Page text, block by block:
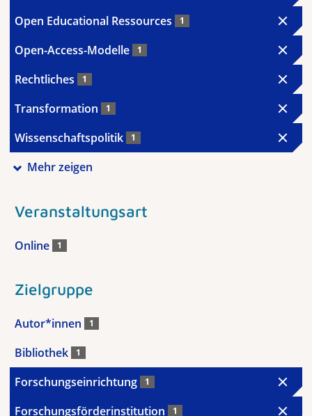
Open Educational Ressources 1
Open-Access-Modelle 1
Rechtliches 1
Transformation 1
Wissenschaftspolitik 1
Mehr zeigen
Veranstaltungsart
Online 1
Zielgruppe
Autor*innen 1
Bibliothek 1
Forschungseinrichtung 1
Forschungsförderinstitution 1